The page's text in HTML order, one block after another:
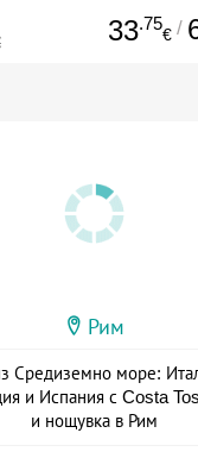
33.75
€ /
Рим
Средиземно море:
и Испания с Costa
и нощувка в Рим